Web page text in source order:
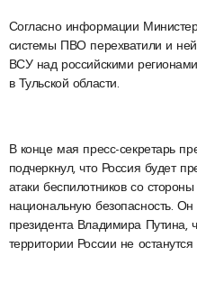
Согласно информации
системы ПВО перехватили и
ВСУ над российскими
в Тульской области.
В конце мая пресс-секретарь
подчеркнул, что Россия будет
атаки беспилотников со
национальную безопасность.
президента Владимира Путина,
территории России не